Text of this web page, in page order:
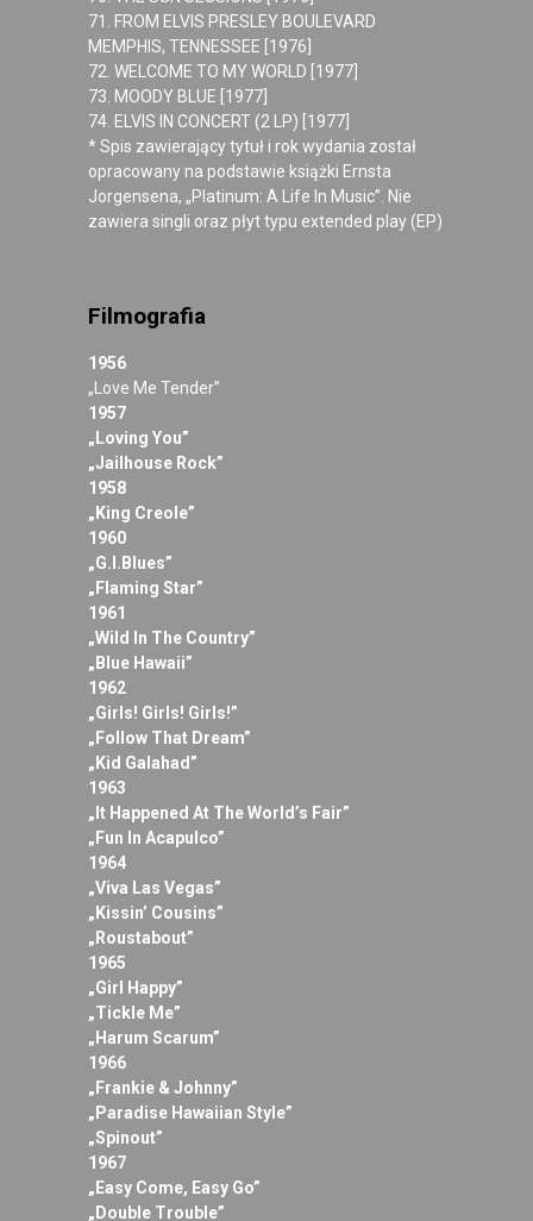
71. FROM ELVIS PRESLEY BOULEVARD
MEMPHIS, TENNESSEE [1976]
72. WELCOME TO MY WORLD [1977]
73. MOODY BLUE [1977]
74. ELVIS IN CONCERT (2 LP) [1977]
* Spis zawierający tytuł i rok wydania został
opracowany na podstawie książki Ernsta
Jorgensena, „Platinum: A Life In Music”. Nie
zawiera singli oraz płyt typu extended play (EP)
Filmografia
1956
„Love Me Tender”
1957
„Loving You”
„Jailhouse Rock”
1958
„King Creole”
1960
„G.I.Blues”
„Flaming Star”
1961
„Wild In The Country”
„Blue Hawaii”
1962
„Girls! Girls! Girls!”
„Follow That Dream”
„Kid Galahad”
1963
„It Happened At The World’s Fair”
„Fun In Acapulco”
1964
„Viva Las Vegas”
„Kissin’ Cousins”
„Roustabout”
1965
„Girl Happy”
„Tickle Me”
„Harum Scarum”
1966
„Frankie & Johnny”
„Paradise Hawaiian Style”
„Spinout”
1967
„Easy Come, Easy Go”
„Double Trouble”